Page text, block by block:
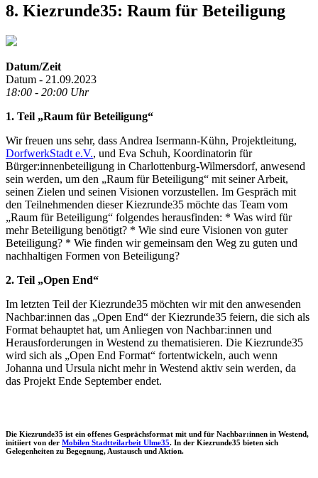
8. Kiezrunde35: Raum für Beteiligung
Datum/Zeit
Datum - 21.09.2023
18:00 - 20:00 Uhr
1. Teil „Raum für Beteiligung“
Wir freuen uns sehr, dass Andrea Isermann-Kühn, Projektleitung,
DorfwerkStadt e.V., und Eva Schuh, Koordinatorin für
Bürger:innenbeteiligung in Charlottenburg-Wilmersdorf, anwesend
sein werden, um den „Raum für Beteiligung“ mit seiner Arbeit,
seinen Zielen und seinen Visionen vorzustellen. Im Gespräch mit
den Teilnehmenden dieser Kiezrunde35 möchte das Team vom
„Raum für Beteiligung“ folgendes herausfinden: * Was wird für
mehr Beteiligung benötigt? * Wie sind eure Visionen von guter
Beteiligung? * Wie finden wir gemeinsam den Weg zu guten und
nachhaltigen Formen von Beteiligung?
2. Teil „Open End“
Im letzten Teil der Kiezrunde35 möchten wir mit den anwesenden
Nachbar:innen das „Open End“ der Kiezrunde35 feiern, die sich als
Format behauptet hat, um Anliegen von Nachbar:innen und
Herausforderungen in Westend zu thematisieren. Die Kiezrunde35
wird sich als „Open End Format“ fortentwickeln, auch wenn
Johanna und Ursula nicht mehr in Westend aktiv sein werden, da
das Projekt Ende September endet.
Die Kiezrunde35 ist ein offenes Gesprächsformat mit und für Nachbar:innen in Westend,
initiiert von der Mobilen Stadtteilarbeit Ulme35. In der Kiezrunde35 bieten sich
Gelegenheiten zu Begegnung, Austausch und Aktion.